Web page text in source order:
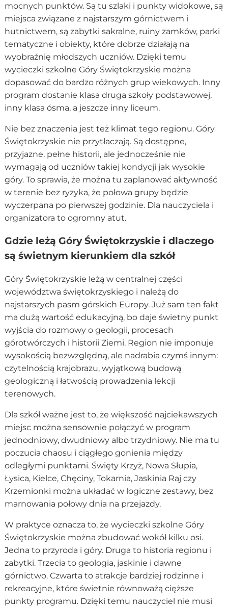
mocnych punktów. Są tu szlaki i punkty widokowe, są
miejsca związane z najstarszym górnictwem i
hutnictwem, są zabytki sakralne, ruiny zamków, parki
tematyczne i obiekty, które dobrze działają na
wyobraźnię młodszych uczniów. Dzięki temu
wycieczki szkolne Góry Świętokrzyskie można
dopasować do bardzo różnych grup wiekowych. Inny
program dostanie klasa druga szkoły podstawowej,
inny klasa ósma, a jeszcze inny liceum.
Nie bez znaczenia jest też klimat tego regionu. Góry
Świętokrzyskie nie przytłaczają. Są dostępne,
przyjazne, pełne historii, ale jednocześnie nie
wymagają od uczniów takiej kondycji jak wysokie
góry. To sprawia, że można tu zaplanować aktywność
w terenie bez ryzyka, że połowa grupy będzie
wyczerpana po pierwszej godzinie. Dla nauczyciela i
organizatora to ogromny atut.
Gdzie leżą Góry Świętokrzyskie i dlaczego
są świetnym kierunkiem dla szkół
Góry Świętokrzyskie leżą w centralnej części
województwa świętokrzyskiego i należą do
najstarszych pasm górskich Europy. Już sam ten fakt
ma dużą wartość edukacyjną, bo daje świetny punkt
wyjścia do rozmowy o geologii, procesach
górotwórczych i historii Ziemi. Region nie imponuje
wysokością bezwzględną, ale nadrabia czymś innym:
czytelnością krajobrazu, wyjątkową budową
geologiczną i łatwością prowadzenia lekcji
terenowych.
Dla szkół ważne jest to, że większość najciekawszych
miejsc można sensownie połączyć w program
jednodniowy, dwudniowy albo trzydniowy. Nie ma tu
poczucia chaosu i ciągłego gonienia między
odległymi punktami. Święty Krzyż, Nowa Słupia,
Łysica, Kielce, Chęciny, Tokarnia, Jaskinia Raj czy
Krzemionki można układać w logiczne zestawy, bez
marnowania połowy dnia na przejazdy.
W praktyce oznacza to, że wycieczki szkolne Góry
Świętokrzyskie można zbudować wokół kilku osi.
Jedna to przyroda i góry. Druga to historia regionu i
zabytki. Trzecia to geologia, jaskinie i dawne
górnictwo. Czwarta to atrakcje bardziej rodzinne i
rekreacyjne, które świetnie równoważą cięższe
punkty programu. Dzięki temu nauczyciel nie musi